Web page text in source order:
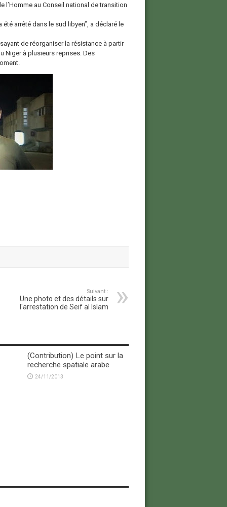
l’Homme au Conseil national de transition
arrêté dans le sud libyen”, a déclaré le
de réorganiser la résistance à partir
Niger à plusieurs reprises. Des
Suivant :
Une photo et des détails sur
l'arrestation de Seif al Islam
(Contribution) Le point sur la
recherche spatiale arabe
24/11/2013